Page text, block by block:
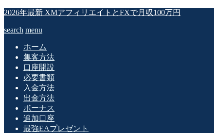
2026年最新 XMアフィリエイトとFXで月収100万円
search menu
ホーム
集客方法
口座開設
必要書類
入金方法
出金方法
ボーナス
追加口座
最強EAプレゼント